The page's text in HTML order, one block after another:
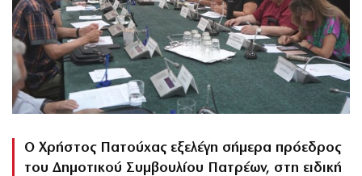
Ο Χρήστος Πατούχας εξελέγη σήμερα πρόεδρος
του Δημοτικού Συμβουλίου Πατρέων, στη ειδική